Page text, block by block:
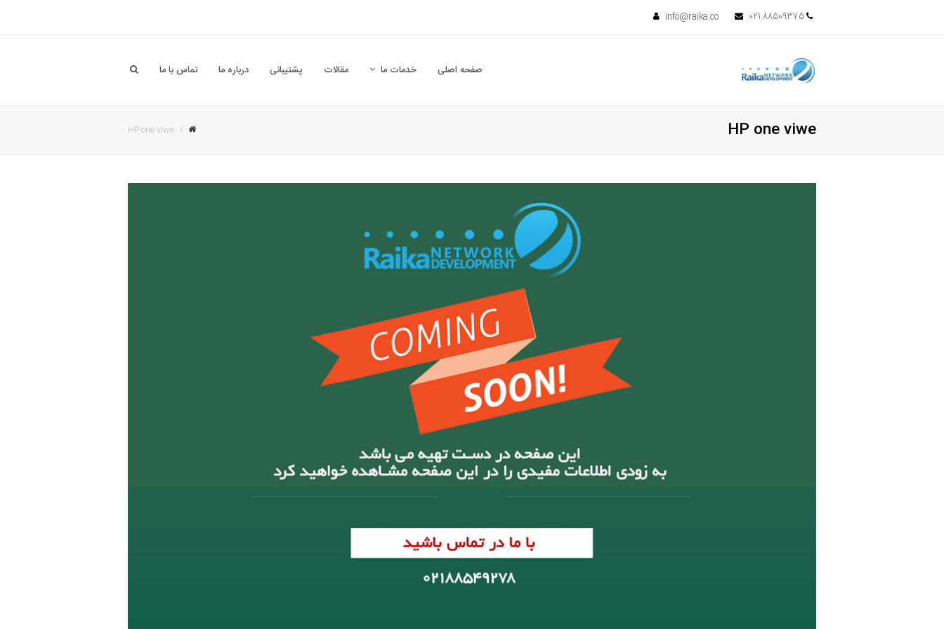
صفحه اصلی خدمات ما مقالات پشتیبانی درباره ما تماس با ما
HP one viwe
HP one viwe